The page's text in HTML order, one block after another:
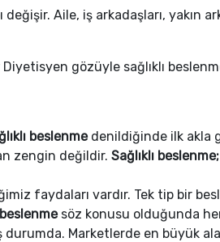
Aile, iş arkadaşları, yakın
gözüyle sağlıklı
beslenmedenildiğinde ilk akla
zengin değildir. Sağlıklı beslenme;
faydaları vardır. Tek tip bir
beslenmesöz konusu olduğunda
durumda. Marketlerde en büyük